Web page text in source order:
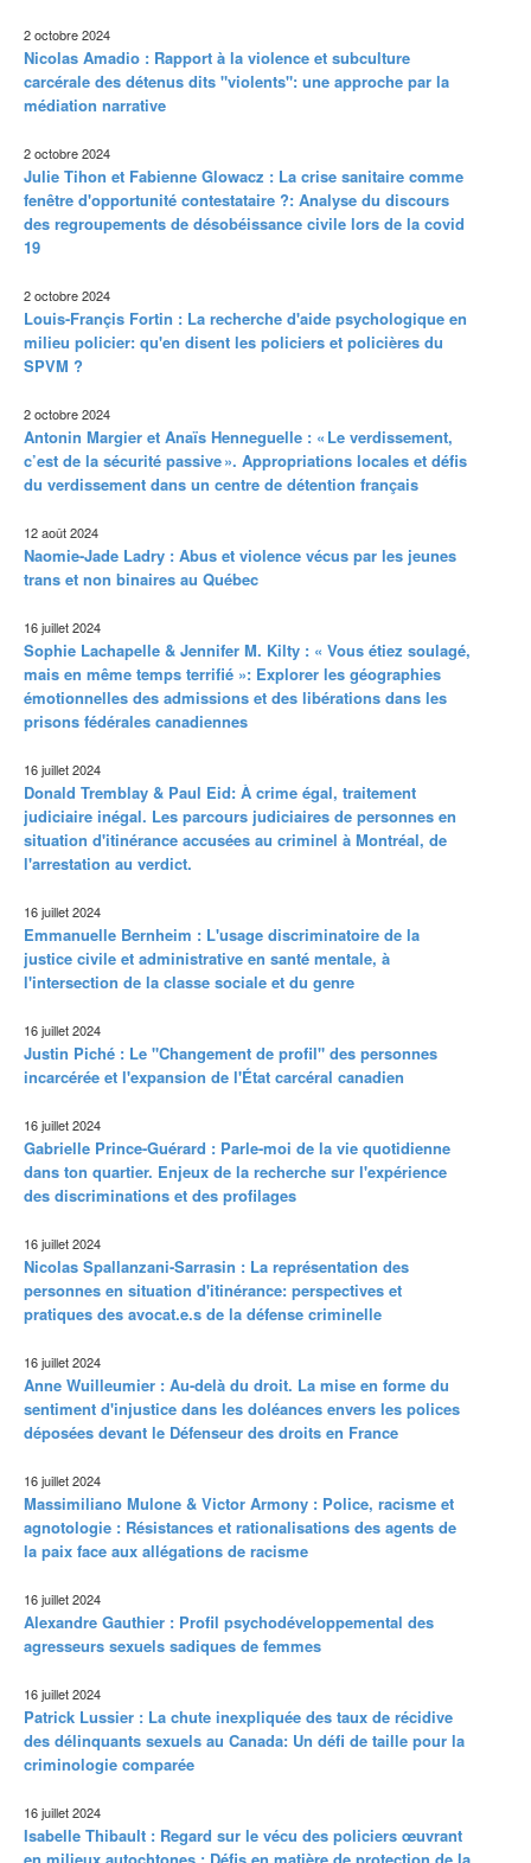
2 octobre 2024
Nicolas Amadio : Rapport à la violence et subculture
carcérale des détenus dits "violents": une approche par la
médiation narrative
2 octobre 2024
Julie Tihon et Fabienne Glowacz : La crise sanitaire comme
fenêtre d'opportunité contestataire ?: Analyse du discours
des regroupements de désobéissance civile lors de la covid
19
2 octobre 2024
Louis-Françis Fortin : La recherche d'aide psychologique en
milieu policier: qu'en disent les policiers et policières du
SPVM ?
2 octobre 2024
Antonin Margier et Anaïs Henneguelle : « Le verdissement,
c’est de la sécurité passive ». Appropriations locales et défis
du verdissement dans un centre de détention français
12 août 2024
Naomie-Jade Ladry : Abus et violence vécus par les jeunes
trans et non binaires au Québec
16 juillet 2024
Sophie Lachapelle & Jennifer M. Kilty : « Vous étiez soulagé,
mais en même temps terrifié »: Explorer les géographies
émotionnelles des admissions et des libérations dans les
prisons fédérales canadiennes
16 juillet 2024
Donald Tremblay & Paul Eid: À crime égal, traitement
judiciaire inégal. Les parcours judiciaires de personnes en
situation d'itinérance accusées au criminel à Montréal, de
l'arrestation au verdict.
16 juillet 2024
Emmanuelle Bernheim : L'usage discriminatoire de la
justice civile et administrative en santé mentale, à
l'intersection de la classe sociale et du genre
16 juillet 2024
Justin Piché : Le "Changement de profil" des personnes
incarcérée et l'expansion de l'État carcéral canadien
16 juillet 2024
Gabrielle Prince-Guérard : Parle-moi de la vie quotidienne
dans ton quartier. Enjeux de la recherche sur l'expérience
des discriminations et des profilages
16 juillet 2024
Nicolas Spallanzani-Sarrasin : La représentation des
personnes en situation d'itinérance: perspectives et
pratiques des avocat.e.s de la défense criminelle
16 juillet 2024
Anne Wuilleumier : Au-delà du droit. La mise en forme du
sentiment d'injustice dans les doléances envers les polices
déposées devant le Défenseur des droits en France
16 juillet 2024
Massimiliano Mulone & Victor Armony : Police, racisme et
agnotologie : Résistances et rationalisations des agents de
la paix face aux allégations de racisme
16 juillet 2024
Alexandre Gauthier : Profil psychodéveloppemental des
agresseurs sexuels sadiques de femmes
16 juillet 2024
Patrick Lussier : La chute inexpliquée des taux de récidive
des délinquants sexuels au Canada: Un défi de taille pour la
criminologie comparée
16 juillet 2024
Isabelle Thibault : Regard sur le vécu des policiers œuvrant
en milieux autochtones : Défis en matière de protection de la